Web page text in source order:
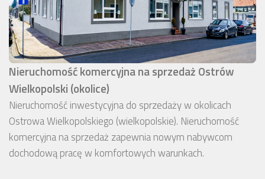
Nieruchomość komercyjna na sprzedaż Ostrów
Wielkopolski (okolice)
Nieruchomość inwestycyjna do sprzedaży w okolicach
Ostrowa Wielkopolskiego (wielkopolskie). Nieruchomość
komercyjna na sprzedaż zapewnia nowym nabywcom
dochodową pracę w komfortowych warunkach.